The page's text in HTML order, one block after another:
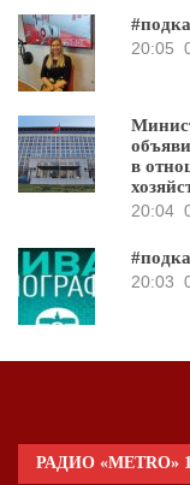
20:05
в
20:04
20:03
РАДИО «METRO»